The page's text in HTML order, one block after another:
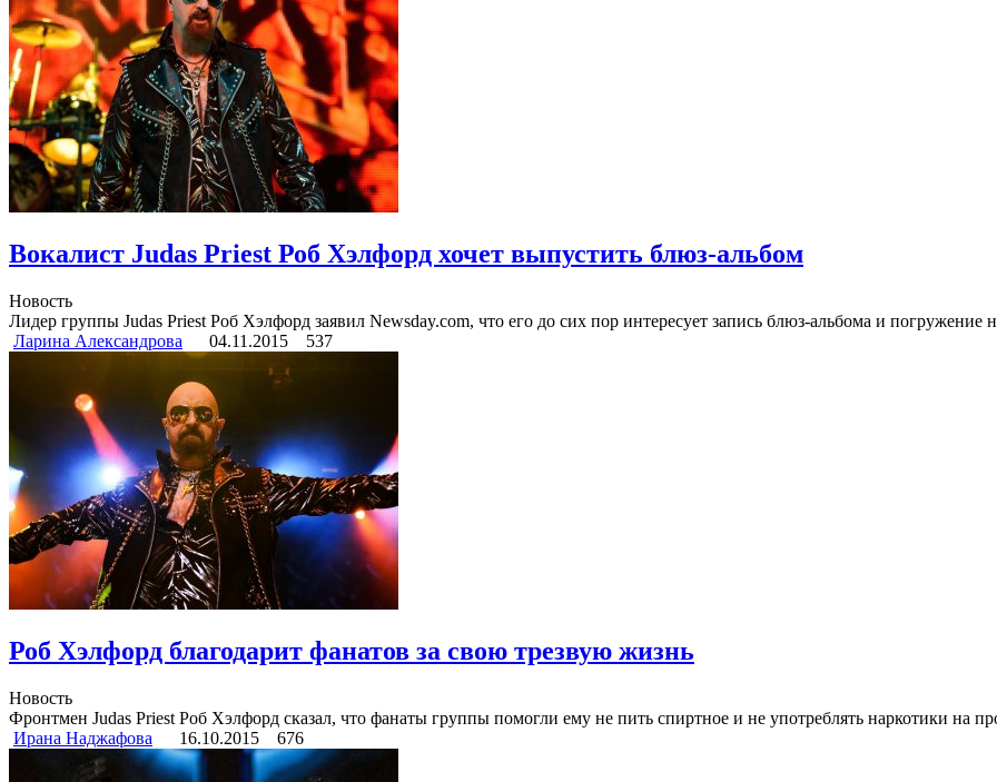
Вокалист Judas Priest Роб Хэлфорд хочет выпустить блюз-альбом
Новость
Лидер группы Judas Priest Роб Хэлфорд заявил Newsday.com, что его до сих пор интересует запись блюз-альбома и погружение
Ларина Александрова
04.11.2015 537
Роб Хэлфорд благодарит фанатов за свою трезвую жизнь
Новость
Фронтмен Judas Priest Роб Хэлфорд сказал, что фанаты группы помогли ему не пить спиртное и не употреблять наркотики на
Ирана Наджафова
16.10.2015 676